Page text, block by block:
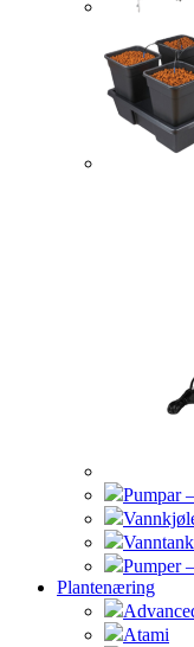
Pumpar
Pumper
Plantenæring
Atami